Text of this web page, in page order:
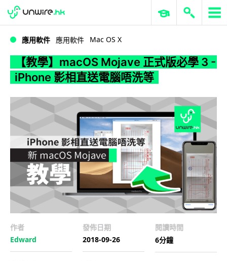
WWDC 2026 ERP 與商業 AI
應用軟件 應用軟件 Mac OS X
【教學】macOS Mojave 正式版必學 3 -
iPhone 影相直送電腦唔洗等
作者
Edward
發佈日期
2018-09-26
閱讀時間
6分鐘